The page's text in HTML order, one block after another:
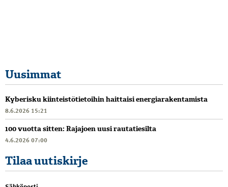
Uusimmat
Kyberisku kiinteistötietoihin haittaisi energiarakentamista
8.6.2026 15:21
100 vuotta sitten: Rajajoen uusi rautatiesilta
4.6.2026 07:00
Tilaa uutiskirje